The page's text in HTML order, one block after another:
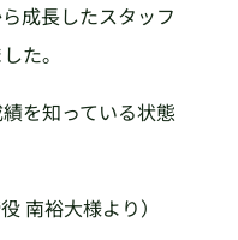
成長したスタッフ
た。
を知っている状態
南裕大様より）